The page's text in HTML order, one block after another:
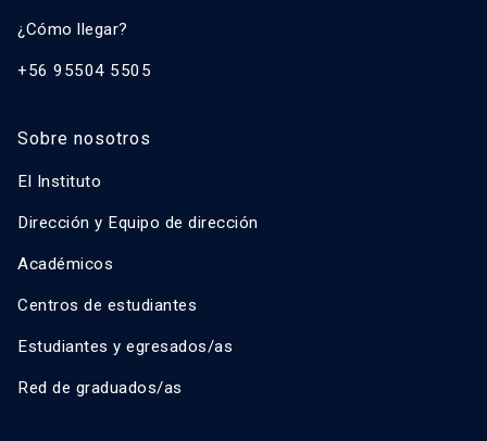
¿Cómo llegar?
+56 95504 5505
Sobre nosotros
El Instituto
Dirección y Equipo de dirección
Académicos
Centros de estudiantes
Estudiantes y egresados/as
Red de graduados/as